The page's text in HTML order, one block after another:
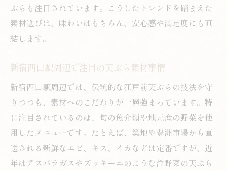
旬素材が生み出す天ぷらの贅沢な瞬間
天ぷらの衣と素材が織りなす味の調和
揚げたて天ぷらに合う素材の最新傾向
揚げたて天ぷらが映える素材選びの極意
注目を集める天ぷら素材とその理由
天ぷらの味を決める素材選定のポイント
ぷらも注目されています。こうしたトレンドを踏まえた
素材選びは、味わいはもちろん、安心感や満足度にも直
結します。
新宿西口駅周辺で注目の天ぷら素材事情
新宿西口駅周辺では、伝統的な江戸前天ぷらの技法を守
りつつも、素材へのこだわりが一層強まっています。特
に注目されているのは、旬の魚介類や地元産の野菜を使
用したメニューです。たとえば、築地や豊洲市場から直
送される新鮮なエビ、キス、イカなどは定番ですが、近
年はアスパラガスやズッキーニのような洋野菜の天ぷら